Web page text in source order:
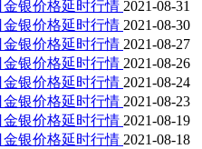
金银价格延时行情 2021-08-31
金银价格延时行情 2021-08-30
金银价格延时行情 2021-08-27
金银价格延时行情 2021-08-26
金银价格延时行情 2021-08-24
金银价格延时行情 2021-08-23
金银价格延时行情 2021-08-19
金银价格延时行情 2021-08-18